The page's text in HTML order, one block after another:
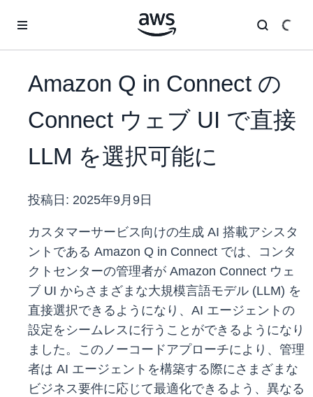
Amazon Q in Connect の
Connect ウェブ UI で直接
LLM を選択可能に
投稿日: 2025年9月9日
カスタマーサービス向けの生成 AI 搭載アシスタ
ントである Amazon Q in Connect では、コンタ
クトセンターの管理者が Amazon Connect ウェ
ブ UI からさまざまな大規模言語モデル (LLM) を
直接選択できるようになり、AI エージェントの
設定をシームレスに行うことができるようになり
ました。このノーコードアプローチにより、管理
者は AI エージェントを構築する際にさまざまな
ビジネス要件に応じて最適化できるよう、異なる